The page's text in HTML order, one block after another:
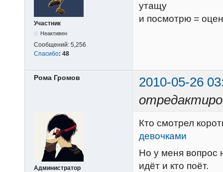
Участник
Неактивен
Сообщений: 5,256
Спасибо: 48
утащу
и посмотрю =
Рома Громов
2010-05-26
Администратор
Кто смотрел
девочками
Но у меня вопрос
идёт и кто поёт.